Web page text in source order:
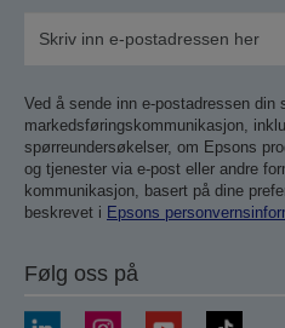
Ved å sende inn e-postadressen
markedsføringskommunikasjon,
spørreundersøkelser, om Epsons
og tjenester via e-post eller andre
kommunikasjon, basert på dine
beskrevet i Epsons
Følg oss på